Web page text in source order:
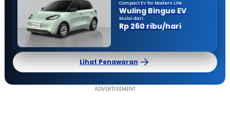
Compact EV for Modern Life
Wuling Binguo EV
Mulai dari
Rp 260 ribu/hari
Lihat Penawaran